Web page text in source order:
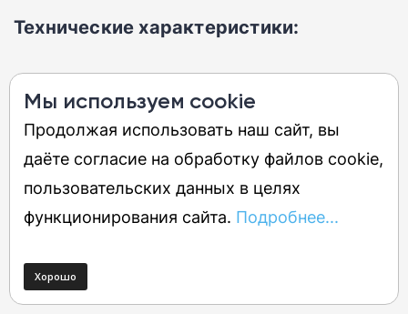
Технические характеристики:
Объем хранилища: 500 ГБ-2 ТБ
Подключение: Thunderbolt 3
Размеры: 112 x 80 x 17 мм
Вес: 204 г
Защита от атмосферных
воздействий:
высоты 3 м
Мы используем cookie
Продолжая использовать наш сайт, вы
даёте согласие на обработку файлов cookie,
пользовательских данных в целях
функционирования сайта. Подробнее...